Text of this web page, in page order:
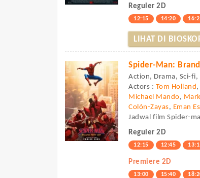
Reguler 2D
12:15 14:20
LIHAT DI
Spider-Man:
Action, Drama, Sci-
Actors : Tom Holland
Michael Mando,
Colón-Zayas, Eman
Jadwal film Spider-
Reguler 2D
12:15 12:45
Premiere 2D
13:00 15:40